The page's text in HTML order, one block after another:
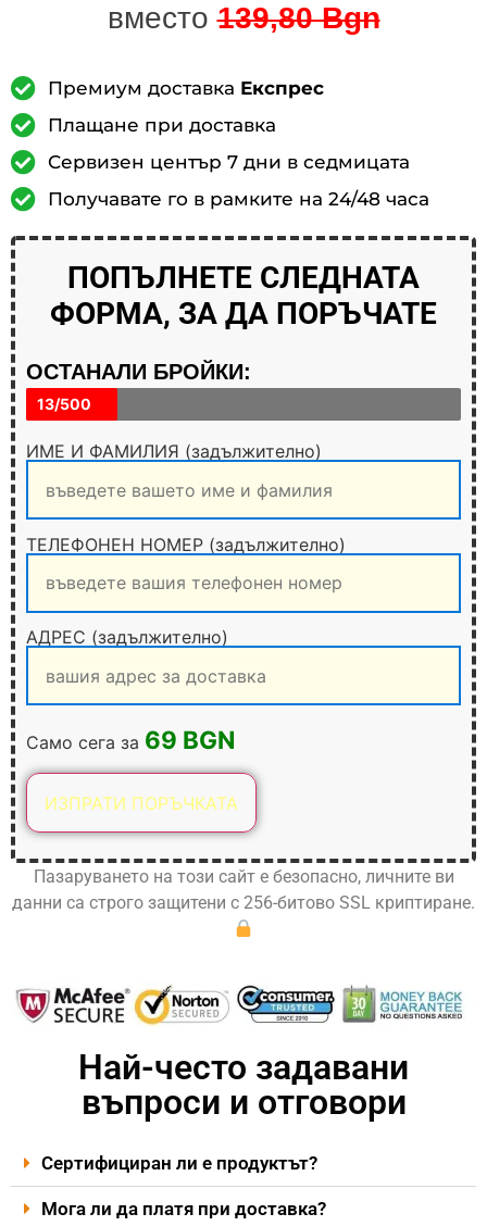
вместо139,80 Bgn
Премиум доставка Експрес
Плащане при доставка
Сервизен център 7 дни в седмицата
Получавате го в рамките на 24/48 часа
ПОПЪЛНЕТЕ СЛЕДНАТА
ФОРМА, ЗА ДА ПОРЪЧАТЕ
ОСТАНАЛИ БРОЙКИ:
13/500
ИМЕ И ФАМИЛИЯ (задължително)
ТЕЛЕФОНЕН НОМЕР (задължително)
АДРЕС (задължително)
Само сега за 69 BGN
Пазаруването на този сайт е безопасно, личните ви
данни са строго защитени с 256-битово SSL криптиране.
Най-често задавани
въпроси и отговори
Сертифициран ли е продуктът?
Мога ли да платя при доставка?